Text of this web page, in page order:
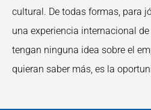
cultural. De todas formas, para
una experiencia internacional
tengan ninguna idea sobre el
quieran saber más, es la